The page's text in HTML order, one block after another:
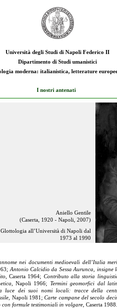
Università degli Studi di Napoli Federico II
Dipartimento di Studi umanistici
moderna: italianistica, letterature
I nostri antenati
Aniello Gentile
(Caserta, 1920 - Napoli, 2007)
all’Università di Napoli dal
1973 al 1990
nei documenti medioevali dell’Italia
Antonio Calcidio da Sessa Aurunca, insigne
, Caserta 1964; Contributo alla storia
, Napoli 1966; Termini geomorfici dal
luce dei suoi nomi locali: tracce della
, Napoli 1981;Carte campane del secolo
con formule testimoniali in volgare , Caserta 1988.